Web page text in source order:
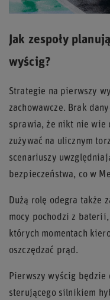
Jak zespoły
wyścig?
Strategie na pierwszy
zachowawcze. Brak
sprawia, że nikt nie wie
zużywać na ulicznym
scenariuszy
bezpieczeństwa, co w
Dużą rolę odegra także
mocy pochodzi z
których momentach
oszczędzać prąd.
Pierwszy wyścig będzie
sterującego silnikiem